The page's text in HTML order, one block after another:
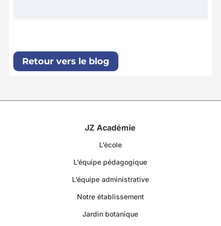
Retour vers le blog
JZ Académie
L’école
L’équipe pédagogique
L’équipe administrative
Notre établissement
Jardin botanique